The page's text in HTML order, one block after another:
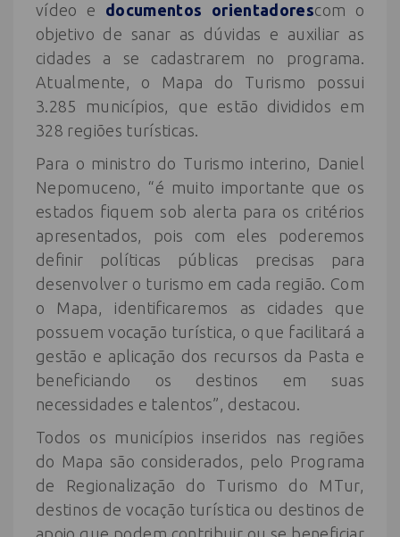
vídeo e documentos orientadorescom o
objetivo de sanar as dúvidas e auxiliar as
cidades a se cadastrarem no programa.
Atualmente, o Mapa do Turismo possui
3.285 municípios, que estão divididos em
328 regiões turísticas.
Para o ministro do Turismo interino, Daniel
Nepomuceno, “é muito importante que os
estados fiquem sob alerta para os critérios
apresentados, pois com eles poderemos
definir políticas públicas precisas para
desenvolver o turismo em cada região. Com
o Mapa, identificaremos as cidades que
possuem vocação turística, o que facilitará a
gestão e aplicação dos recursos da Pasta e
beneficiando os destinos em suas
necessidades e talentos”, destacou.
Todos os municípios inseridos nas regiões
do Mapa são considerados, pelo Programa
de Regionalização do Turismo do MTur,
destinos de vocação turística ou destinos de
apoio que podem contribuir ou se beneficiar